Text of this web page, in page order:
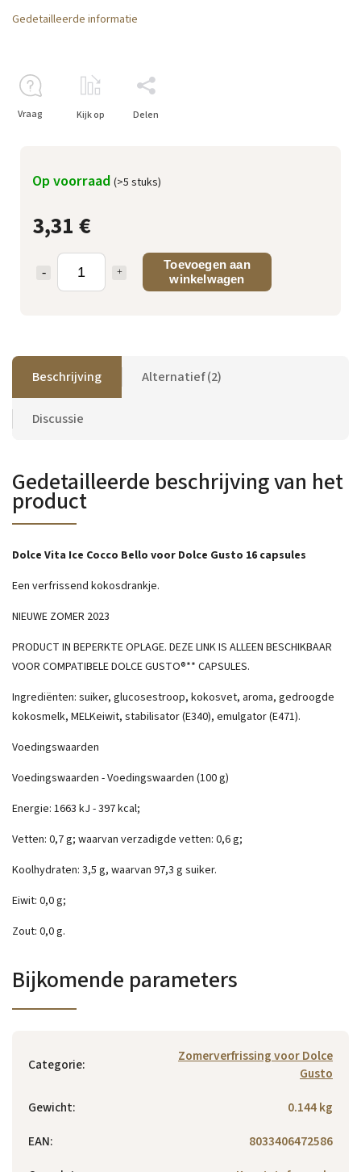
3,31 €
Toevoegen aan
winkelwagen
Op voorraad (>5 stuks)
Gedetailleerde informatie
Vraag Kijk op Delen
Beschrijving Alternatief (2)
Discussie
Gedetailleerde beschrijving van het
product
Dolce Vita Ice Cocco Bello voor Dolce Gusto 16 capsules
Een verfrissend kokosdrankje.
NIEUWE ZOMER 2023
PRODUCT IN BEPERKTE OPLAGE. DEZE LINK IS ALLEEN BESCHIKBAAR
VOOR COMPATIBELE DOLCE GUSTO®** CAPSULES.
Ingrediënten: suiker, glucosestroop, kokosvet, aroma, gedroogde
kokosmelk, MELKeiwit, stabilisator (E340), emulgator (E471).
Voedingswaarden
Voedingswaarden - Voedingswaarden (100 g)
Energie: 1663 kJ - 397 kcal;
Vetten: 0,7 g; waarvan verzadigde vetten: 0,6 g;
Koolhydraten: 3,5 g, waarvan 97,3 g suiker.
Eiwit: 0,0 g;
Zout: 0,0 g.
Bijkomende parameters
Categorie:
Zomerverfrissing voor Dolce
Gusto
Gewicht:
0.144 kg
EAN:
8033406472586